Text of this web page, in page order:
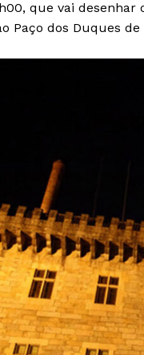
que vai desenhar
Paço dos Duques de